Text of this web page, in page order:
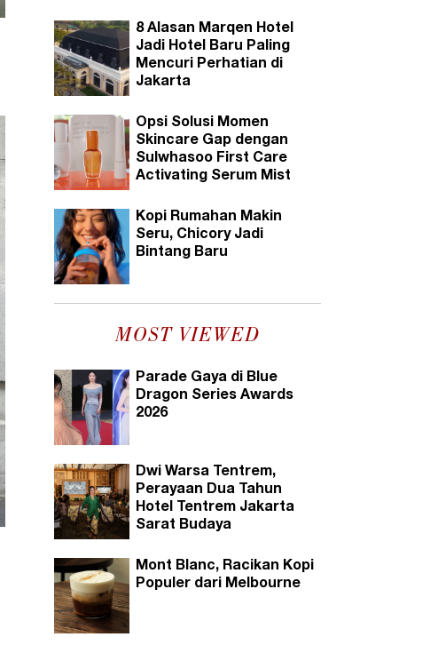
8 Alasan Marqen Hotel
Jadi Hotel Baru Paling
Mencuri Perhatian di
Jakarta
Opsi Solusi Momen
Skincare Gap dengan
Sulwhasoo First Care
Activating Serum Mist
Kopi Rumahan Makin
Seru, Chicory Jadi
Bintang Baru
MOST VIEWED
Parade Gaya di Blue
Dragon Series Awards
2026
Dwi Warsa Tentrem,
Perayaan Dua Tahun
Hotel Tentrem Jakarta
Sarat Budaya
Mont Blanc, Racikan Kopi
Populer dari Melbourne